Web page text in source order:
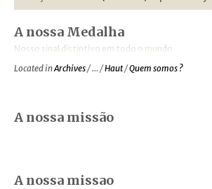
A nossa Medalha
Nosso sinal distintivo em todo o mundo
Located inArchives/…/Haut/Quem somos ?
A nossa missão
A nossa missao